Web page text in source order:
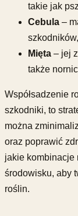
takie jak
Cebula –
Mięta – jej
także
Współsadzenie
szkodniki, to
można
oraz poprawić
jakie kombinacje
środowisku, aby
roślin.